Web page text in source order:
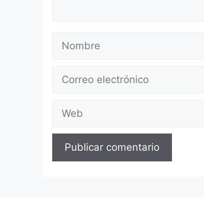
Nombre
Correo
Web